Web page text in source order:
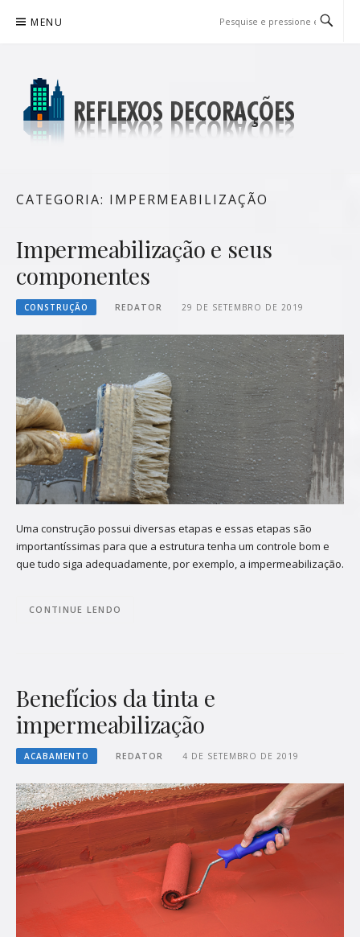
para
MENU
CATEGORIA: IMPERMEABILIZAÇÃO
Impermeabilização e seus
componentes
CONSTRUÇÃO REDATOR 29 DE SETEMBRO DE 2019
Uma construção possui diversas etapas e essas etapas são
importantíssimas para que a estrutura tenha um controle bom e
que tudo siga adequadamente, por exemplo, a impermeabilização.
CONTINUE LENDO
Benefícios da tinta e
impermeabilização
ACABAMENTO REDATOR 4 DE SETEMBRO DE 2019